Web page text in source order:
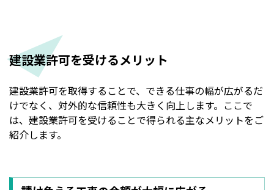
建設業許可を受けるメリット
建設業許可を取得することで、できる仕事の幅が広がるだ
けでなく、対外的な信頼性も大きく向上します。ここで
は、建設業許可を受けることで得られる主なメリットをご
紹介します。